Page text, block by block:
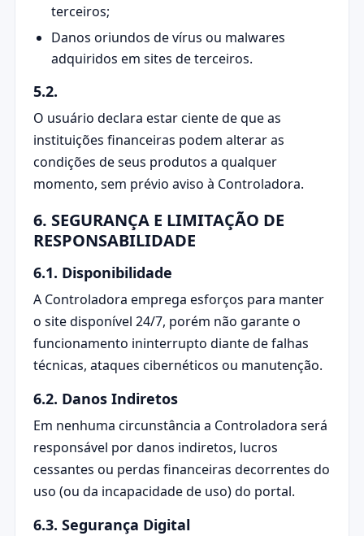
terceiros;
Danos oriundos de vírus ou malwares
adquiridos em sites de terceiros.
5.2.
O usuário declara estar ciente de que as
instituições financeiras podem alterar as
condições de seus produtos a qualquer
momento, sem prévio aviso à Controladora.
6. SEGURANÇA E LIMITAÇÃO DE
RESPONSABILIDADE
6.1. Disponibilidade
A Controladora emprega esforços para manter
o site disponível 24/7, porém não garante o
funcionamento ininterrupto diante de falhas
técnicas, ataques cibernéticos ou manutenção.
6.2. Danos Indiretos
Em nenhuma circunstância a Controladora será
responsável por danos indiretos, lucros
cessantes ou perdas financeiras decorrentes do
uso (ou da incapacidade de uso) do portal.
6.3. Segurança Digital